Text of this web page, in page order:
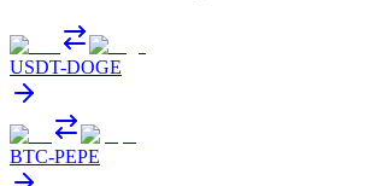
USDT-DOGE
BTC-PEPE